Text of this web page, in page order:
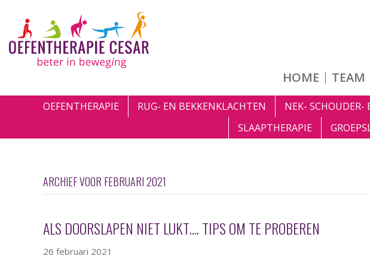
HOME TEAM
OEFENTHERAPIE RUG- EN BEKKENKLACHTEN NEK- SCHOUDER-
SLAAPTHERAPIE
ARCHIEF VOOR FEBRUARI 2021
ALS DOORSLAPEN NIET LUKT…. TIPS OM TE PROBEREN
26 februari 2021